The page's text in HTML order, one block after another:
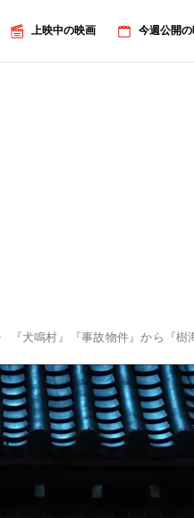
上映中の映画 今週公開
『犬鳴村』『事故物件』から『